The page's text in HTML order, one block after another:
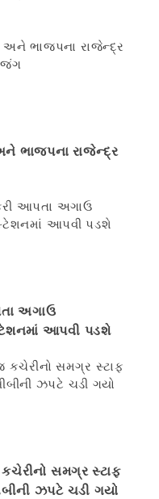
ભાજપના રાજેન્દ્ર
અગાઉ
આપવી પડશે
સમગ્ર સ્ટાફ
ઝપટે ચડી ગયો